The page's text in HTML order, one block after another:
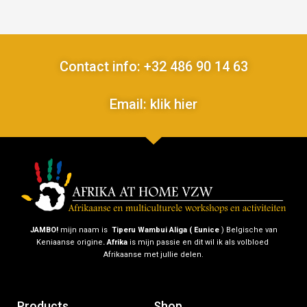
Contact info: +32 486 90 14 63
Email: klik hier
JAMBO!mijn naam is Tiperu Wambui Aliga ( Eunice) Belgische van
Keniaanse origine.Afrika is mijn passie en dit wil ik als volbloed
Afrikaanse met jullie delen.